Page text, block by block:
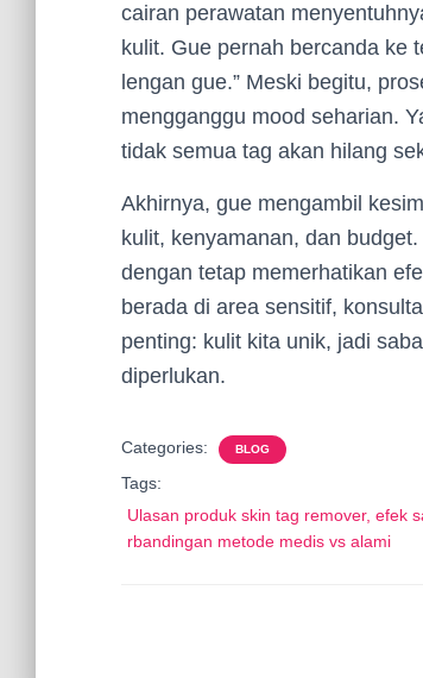
cairan perawatan
kulit. Gue pernah bercanda ke
lengan gue.” Meski begitu,
mengganggu mood seharian.
tidak semua tag akan hilang
Akhirnya, gue mengambil
kulit, kenyamanan, dan
dengan tetap memerhatikan
berada di area sensitif,
penting: kulit kita unik, jadi
diperlukan.
Categories: BLOG
Tags:
Ulasan produk skin tag remover, efek
rbandingan metode medis vs alami